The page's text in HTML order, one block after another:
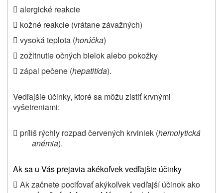
 alergické reakcie
 kožné reakcie (vrátane závažných)
 vysoká teplota (horúčka)
 zožltnutie očných bielok alebo pokožky
 zápal pečene (hepatitída).
Vedľajšie účinky, ktoré sa môžu zistiť krvnými
vyšetreniami:
 príliš rýchly rozpad červených krviniek (hemolytická
anémia).
Ak sa u Vás prejavia akékoľvek vedľajšie účinky
 Ak začnete pociťovať akýkoľvek vedľajší účinok ako